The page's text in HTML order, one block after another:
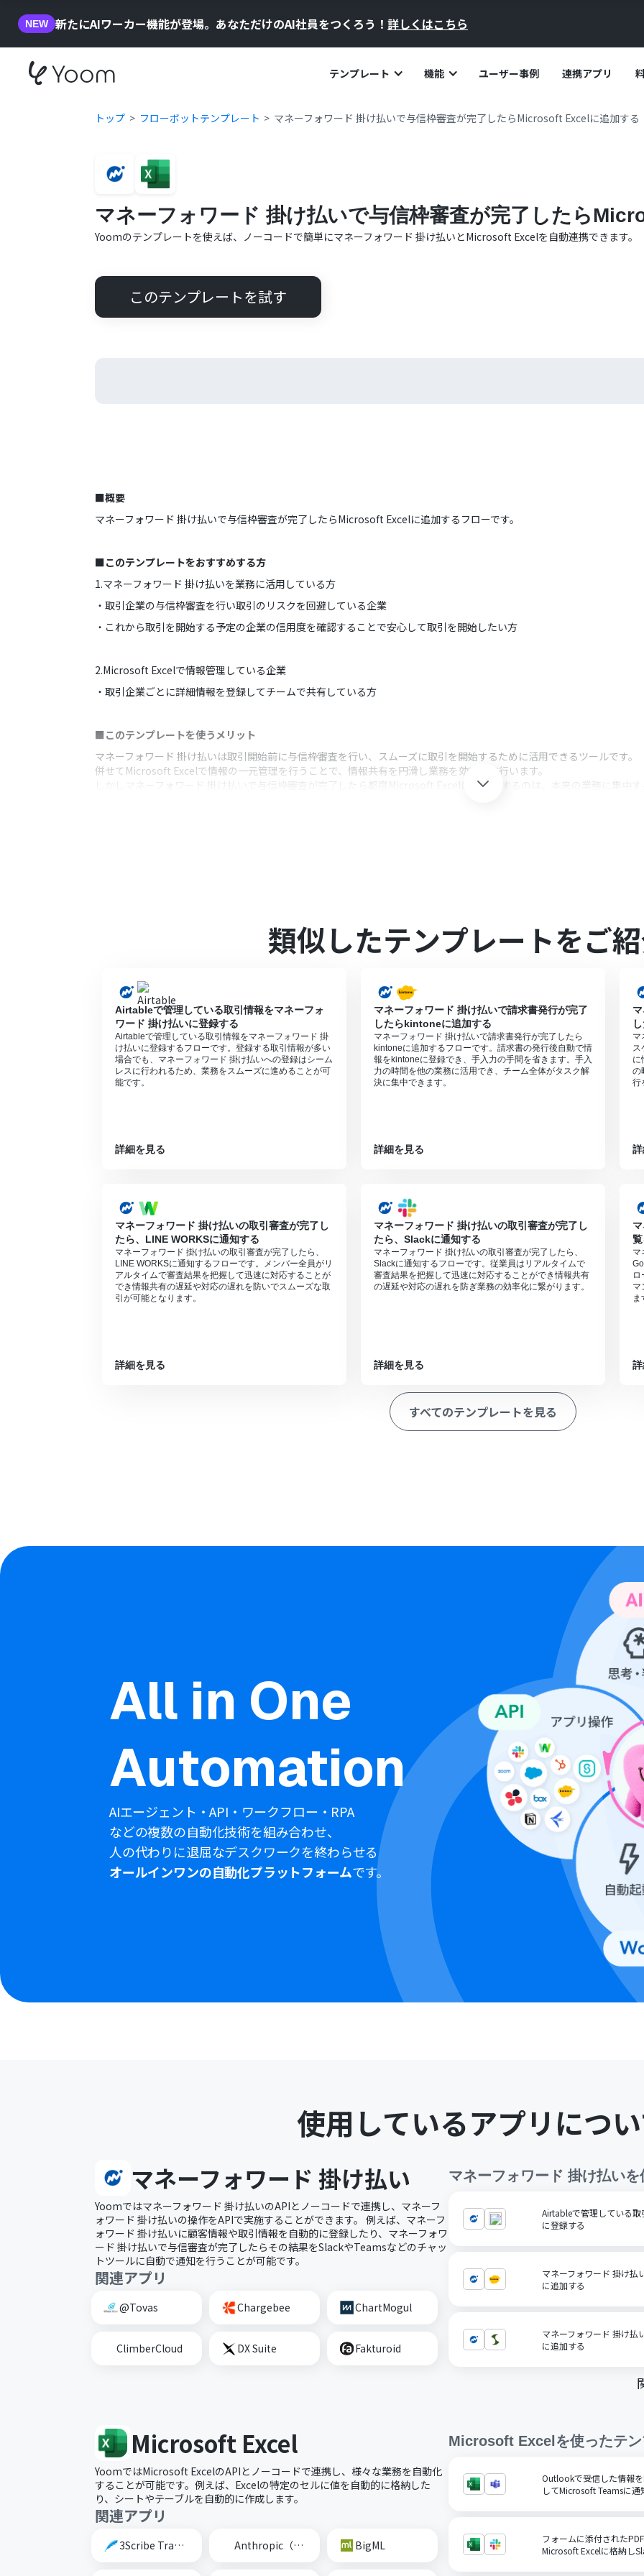
NEW 新たにAIワーカー機能が登場。あなただけのAI社員をつくろう！ 詳しくはこちら
テンプレート 機能 ユーザー事例 連携アプリ
トップ フローボットテンプレート マネーフォワード 掛け払いで与信枠審査が完了したらMicrosoft Excelに追加する
マネーフォワード 掛け払いで与信枠審査が完了したら
Yoomのテンプレートを使えば、ノーコードで簡単にマネーフォワード 掛け払いとMicrosoft Excelを自動連携できます。
このテンプレートを試す
■概要
マネーフォワード 掛け払いで与信枠審査が完了したらMicrosoft Excelに追加するフローです。
■このテンプレートをおすすめする方
1.マネーフォワード 掛け払いを業務に活用している方
・取引企業の与信枠審査を行い取引のリスクを回避している企業
・これから取引を開始する予定の企業の信用度を確認することで安心して取引を開始したい方
2.Microsoft Excelで情報管理している企業
・取引企業ごとに詳細情報を登録してチームで共有している方
■このテンプレートを使うメリット
マネーフォワード 掛け払いは取引開始前に与信枠審査を行い、スムーズに取引を開始するために活用できるツールです。
併せてMicrosoft Excelで情報の一元管理を行うことで、情報共有を円滑し業務を効率的に行います。
しかしマネーフォワード 掛け払いで与信枠審査が完了したら都度Microsoft Excelに手入力するのは、本来の業務に集中す
類似したテンプレートをご紹
Airtableで管理している取引情報をマネーフォ
ワード 掛け払いに登録する
Airtableで管理している取引情報をマネーフォワード 掛
け払いに登録するフローです。登録する取引情報が多い
場合でも、マネーフォワード 掛け払いへの登録はシーム
レスに行われるため、業務をスムーズに進めることが可
能です。
詳細を見る
マネーフォワード 掛け払いで請求書発行が完了
したらkintoneに追加する
マネーフォワード 掛け払いで請求書発行が完了したら
kintoneに追加するフローです。請求書の発行後自動で情
報をkintoneに登録でき、手入力の手間を省きます。手入
力の時間を他の業務に活用でき、チーム全体がタスク解
決に集中できます。
詳細を見る
マ
ス
に
の
行
マネーフォワード 掛け払いの取引審査が完了し
たら、LINE WORKSに通知する
マネーフォワード 掛け払いの取引審査が完了したら、
LINE WORKSに通知するフローです。メンバー全員がリ
アルタイムで審査結果を把握して迅速に対応することが
でき情報共有の遅延や対応の遅れを防いでスムーズな取
引が可能となります。
詳細を見る
マネーフォワード 掛け払いの取引審査が完了し
たら、Slackに通知する
マネーフォワード 掛け払いの取引審査が完了したら、
Slackに通知するフローです。従業員はリアルタイムで
審査結果を把握して迅速に対応することができ情報共有
の遅延や対応の遅れを防ぎ業務の効率化に繋がります。
詳細を見る
マ
ロ
マ
ま
すべてのテンプレートを見る
All in One
Automation
AIエージェント・API・ワークフロー・RPA
などの複数の自動化技術を組み合わせ、
人の代わりに退屈なデスクワークを終わらせる
オールインワンの自動化プラットフォームです。
使用しているアプリにつ
マネーフォワード 掛け払い
Yoomではマネーフォワード 掛け払いのAPIとノーコードで連携し、マネーフ
ォワード 掛け払いの操作をAPIで実施することができます。 例えば、マネーフ
ォワード 掛け払いに顧客情報や取引情報を自動的に登録したり、マネーフォワ
ード 掛け払いで与信審査が完了したらその結果をSlackやTeamsなどのチャッ
トツールに自動で通知を行うことが可能です。
関連アプリ
@Tovas Chargebee ChartMogul
ClimberCloud DX Suite Fakturoid
マネーフォワード 掛け払いを
Airtableで管理している
に登録する
マネーフォワード 掛け
に追加する
マネーフォワード 掛け払
に追加する
Microsoft Excel
YoomではMicrosoft ExcelのAPIとノーコードで連携し、様々な業務を自動化
することが可能です。例えば、Excelの特定のセルに値を自動的に格納した
り、シートやテーブルを自動的に作成します。
関連アプリ
3Scribe Transcription Anthropic（Claude） BigML
Microsoft Excel を使ったテ
Outlookで受信した情報
してMicrosoft Teamsに通
フォームに添付された
Microsoft Excelに格納し